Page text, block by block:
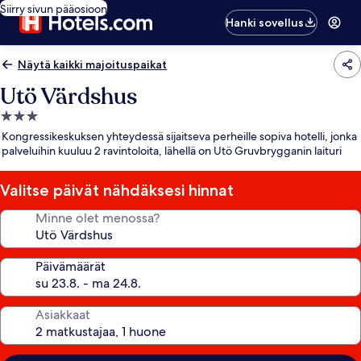
Siirry sivun pääosioon
Hanki sovellus
Näytä kaikki majoituspaikat
Utö Värdshus
3.0
tähden
majoituspaikka
Kongressikeskuksen yhteydessä sijaitseva perheille sopiva hotelli, jonka
palveluihin kuuluu 2 ravintoloita, lähellä on Utö Gruvbrygganin laituri
Valitse päivät nähdäksesi hinnat
Minne olet menossa?
Päivämäärät
Asiakkaat